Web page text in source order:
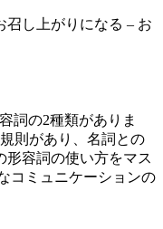
召し上がりになる – お
詞の2種類がありま
則があり、名詞との
形容詞の使い方をマス
コミュニケーションの